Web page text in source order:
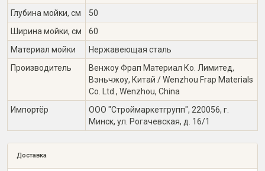
Глубина мойки, см
50
Ширина мойки, см
60
Материал мойки
Нержавеющая сталь
Производитель
Венжоу Фрап Материал Ко. Лимитед,
Вэньчжоу, Китай / Wenzhou Frap Materials
Co. Ltd., Wenzhou, China
Импортёр
ООО "Строймаркетгрупп", 220056, г.
Минск, ул. Рогачевская, д. 16/1
Доставка